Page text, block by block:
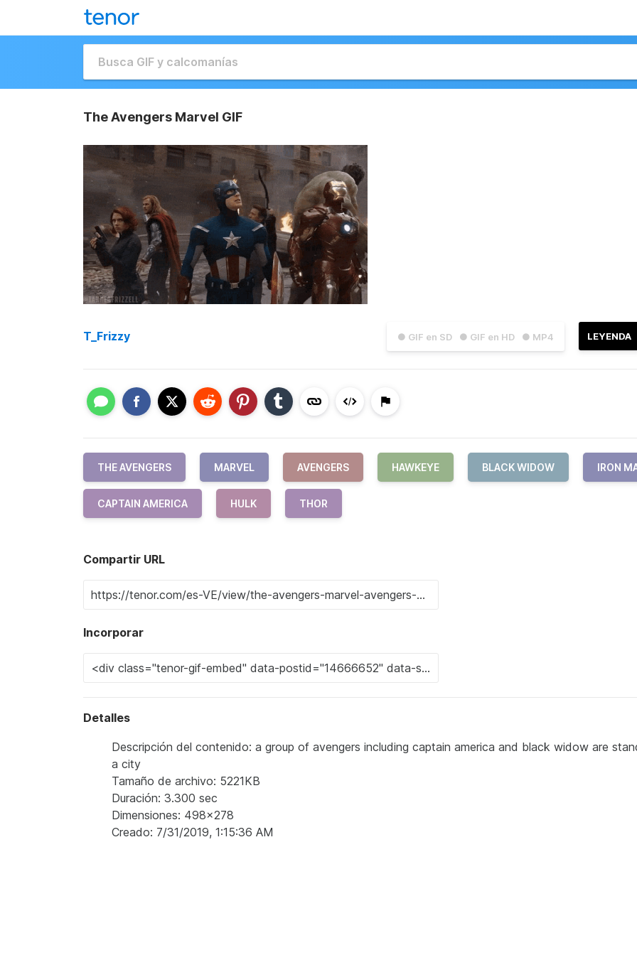
The Avengers Marvel GIF
● GIF en SD ● GIF en HD ● MP4 LEYENDA
T_Frizzy
THE AVENGERS MARVEL AVENGERS HAWKEYE BLACK WIDOW IRON
CAPTAIN AMERICA HULK THOR
Compartir URL
Incorporar
Detalles
Descripción del contenido: a group of avengers including captain america and black widow are
a city
Tamaño de archivo: 5221KB
Duración: 3.300 sec
Dimensiones: 498x278
Creado: 7/31/2019, 1:15:36 AM